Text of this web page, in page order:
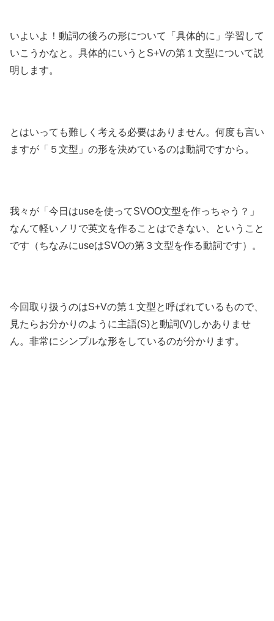
いよいよ！動詞の後ろの形について「具体的に」学習して
いこうかなと。具体的にいうとS+Vの第１文型について説
明します。
とはいっても難しく考える必要はありません。何度も言い
ますが「５文型」の形を決めているのは動詞ですから。
我々が「今日はuseを使ってSVOO文型を作っちゃう？」
なんて軽いノリで英文を作ることはできない、ということ
です（ちなみにuseはSVOの第３文型を作る動詞です）。
今回取り扱うのはS+Vの第１文型と呼ばれているもので、
見たらお分かりのように主語(S)と動詞(V)しかありませ
ん。非常にシンプルな形をしているのが分かります。